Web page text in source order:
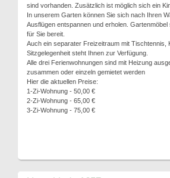
sind vorhanden. Zusätzlich ist möglich sich ein
In unserem Garten können Sie sich nach Ihren
Ausflügen entspannen und erholen.
für Sie bereit.
Auch ein separater Freizeitraum mit Tischtennis,
Sitzgelegenheit steht Ihnen zur Verfügung.
Alle drei Ferienwohnungen sind mit Heizung
zusammen oder einzeln gemietet werden
Hier die aktuellen Preise:
1-Zi-Wohnung - 50,00 €
2-Zi-Wohnung - 65,00 €
3-Zi-Wohnung - 75,00 €